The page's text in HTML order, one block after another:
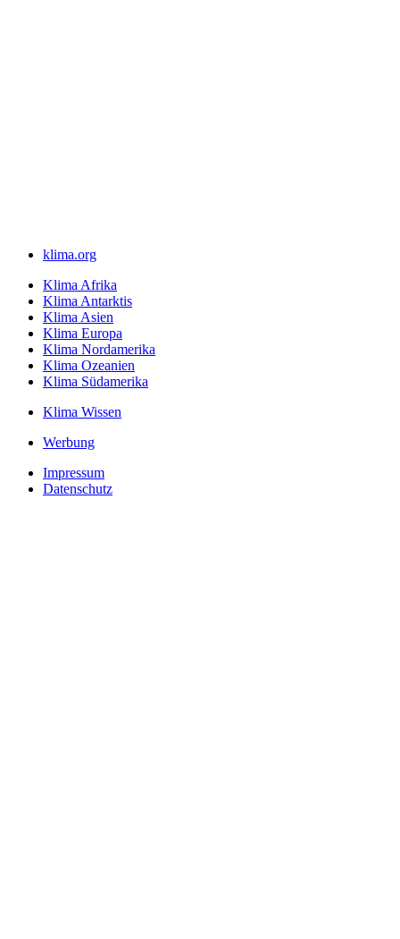
klima.org
Klima Afrika
Klima Antarktis
Klima Asien
Klima Europa
Klima Nordamerika
Klima Ozeanien
Klima Südamerika
Klima Wissen
Werbung
Impressum
Datenschutz